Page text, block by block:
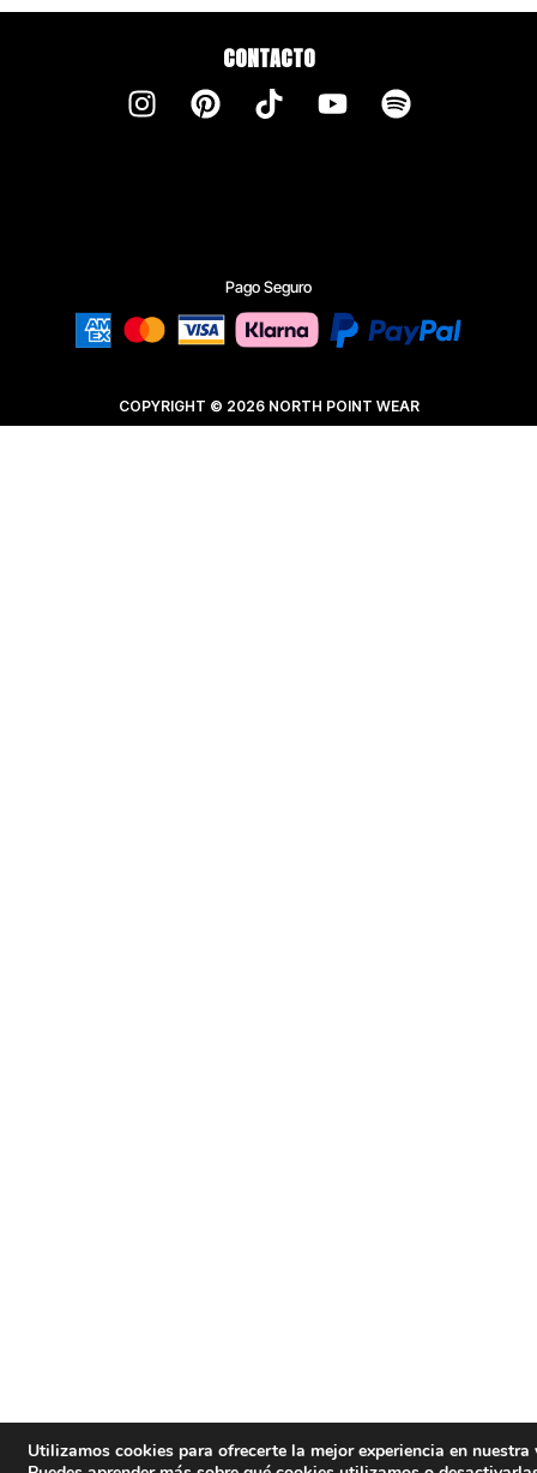
CONTACTO
Pago Seguro
COPYRIGHT © 2026 NORTH POINT WEAR
Utilizamos cookies para ofrecerte la mejor experiencia en nuestra